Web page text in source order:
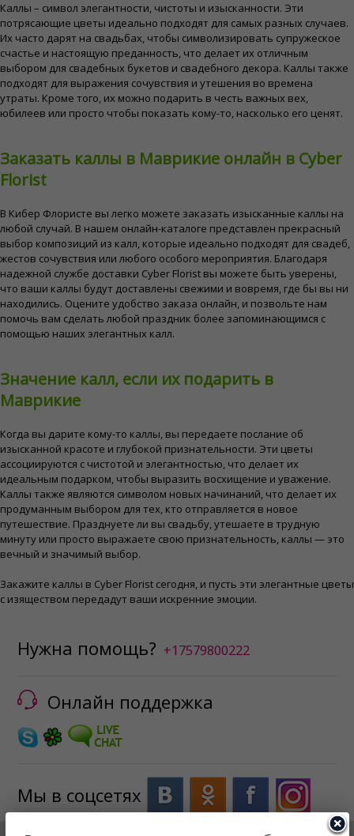
Каллы – символ элегантности, чистоты и изысканности. Эти
потрясающие цветы идеально подходят для самых разных случаев.
Их часто дарят на свадьбах, чтобы символизировать супружеское
счастье и настоящую преданность, что делает их отличным
выбором для свадебных букетов и свадебного декора. Каллы также
подходят для выражения сочувствия и утешения во времена
утраты. Кроме того, их можно подарить в честь важных вех,
юбилеев или просто чтобы показать кому-то, насколько его ценят.
Заказать каллы в Маврикие онлайн в Cyber ​​
Florist
В Кибер Флористе вы легко можете заказать изысканные каллы на
любой случай. В нашем онлайн-каталоге представлен прекрасный
выбор композиций из калл, которые идеально подходят для свадеб,
жестов сочувствия или любого особого мероприятия. Благодаря
надежной службе доставки Cyber ​​Florist вы можете быть уверены,
что ваши каллы будут доставлены свежими и вовремя, где бы вы ни
находились. Оцените удобство заказа онлайн, и позвольте нам
помочь вам сделать любой праздник более запоминающимся с
помощью наших элегантных калл.
Значение калл, если их подарить в
Маврикие
Когда вы дарите кому-то каллы, вы передаете послание об
изысканной красоте и глубокой признательности. Эти цветы
ассоциируются с чистотой и элегантностью, что делает их
идеальным подарком, чтобы выразить восхищение и уважение.
Каллы также являются символом новых начинаний, что делает их
продуманным выбором для тех, кто отправляется в новое
путешествие. Празднуете ли вы свадьбу, утешаете в трудную
минуту или просто выражаете свою признательность, каллы — это
вечный и значимый выбор.
Закажите каллы в Cyber ​​Florist сегодня, и пусть эти элегантные цветы
с изяществом передадут ваши искренние эмоции.
Нужна помощь? +17579800222
Онлайн поддержка
Мы в соцсетях